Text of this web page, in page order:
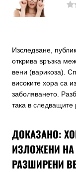
Изследване,
открива връзка
вени (варикоза).
високите хора са
заболяването.
така в следващите
ДОКАЗАНО:
ИЗЛОЖЕНИ
РАЗШИРЕНИ